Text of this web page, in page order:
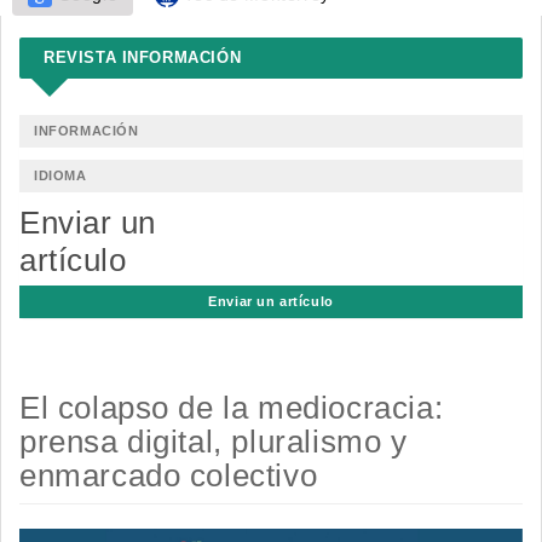
REVISTA INFORMACIÓN
INFORMACIÓN
IDIOMA
Enviar un
artículo
Enviar un artículo
El colapso de la mediocracia:
prensa digital, pluralismo y
enmarcado colectivo